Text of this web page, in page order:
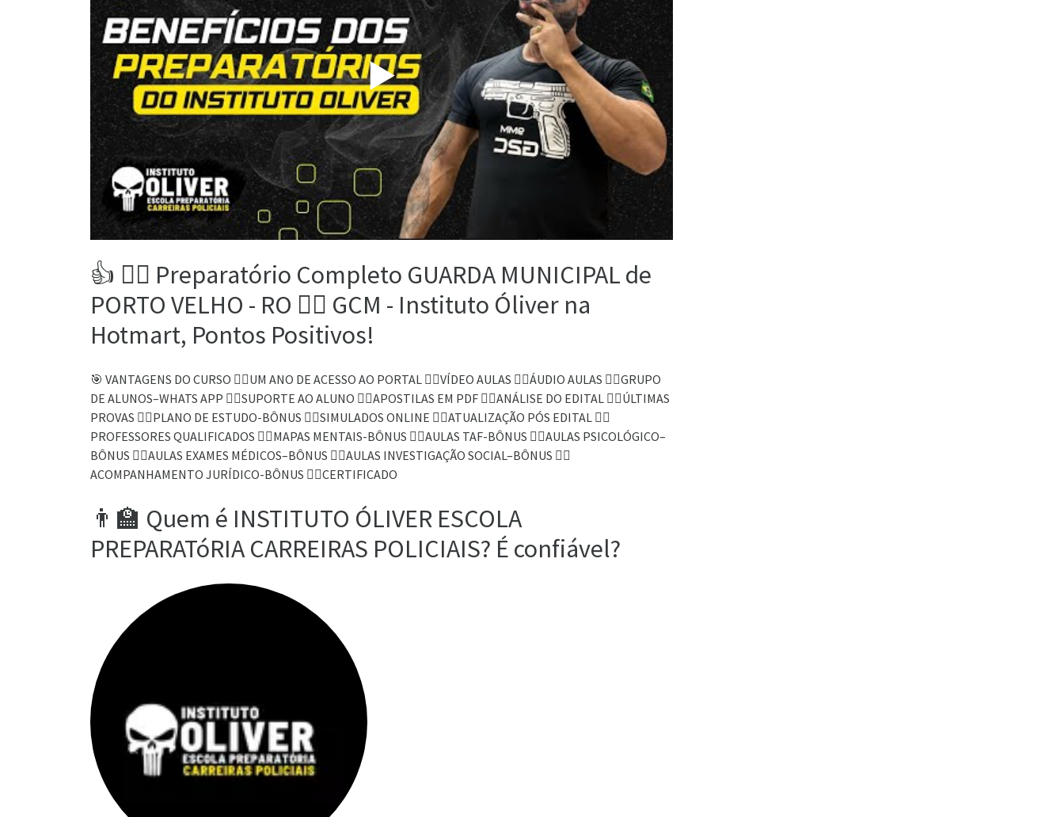
▶️
👍 👮‍♂️ Preparatório Completo GUARDA MUNICIPAL de
PORTO VELHO - RO 👮‍♂️ GCM - Instituto Óliver na
Hotmart, Pontos Positivos!
🎯 VANTAGENS DO CURSO 👉🏻UM ANO DE ACESSO AO PORTAL 👉🏻VÍDEO AULAS 👉🏻ÁUDIO AULAS 👉🏻GRUPO
DE ALUNOS–WHATS APP 👉🏻SUPORTE AO ALUNO 👉🏻APOSTILAS EM PDF 👉🏻ANÁLISE DO EDITAL 👉🏻ÚLTIMAS
PROVAS 👉🏻PLANO DE ESTUDO-BÔNUS 👉🏻SIMULADOS ONLINE 👉🏻ATUALIZAÇÃO PÓS EDITAL 👉🏻
PROFESSORES QUALIFICADOS 👉🏻MAPAS MENTAIS-BÔNUS 👉🏻AULAS TAF-BÔNUS 👉🏻AULAS PSICOLÓGICO–
BÔNUS 👉🏻AULAS EXAMES MÉDICOS–BÔNUS 👉🏻AULAS INVESTIGAÇÃO SOCIAL–BÔNUS 👉🏻
ACOMPANHAMENTO JURÍDICO-BÔNUS 👉🏻CERTIFICADO
👨‍🏫 Quem é INSTITUTO ÓLIVER ESCOLA
PREPARATóRIA CARREIRAS POLICIAIS? É confiável?